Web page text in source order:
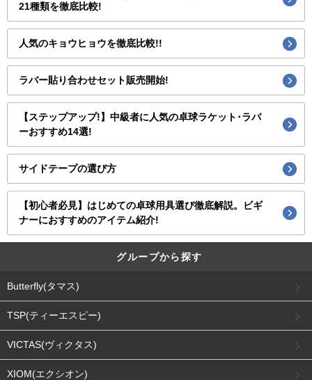
21種類を徹底比較!
人気のキョウヒョウを徹底比較!!
ラバー貼り合わせセット販売開始!
【ステップアップ!】中級者に人気の卓球ラケット･ラバ
ーおすすめ14選!
サイドテープの選び方
【初心者必見】はじめての卓球用具選び徹底解説。ビギ
ナーにおすすめのアイテム紹介!
グループから探す
Butterfly(タマス)
TSP(ティーエスピー)
VICTAS(ヴィクタス)
XIOM(エクシオン)